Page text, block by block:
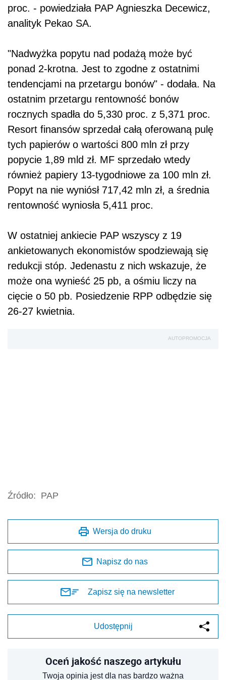
proc. - powiedziała PAP Agnieszka Decewicz,
analityk Pekao SA.
"Nadwyżka popytu nad podażą może być
ponad 2-krotna. Jest to zgodne z ostatnimi
tendencjami na przetargu bonów" - dodała. Na
ostatnim przetargu rentowność bonów
rocznych spadła do 5,330 proc. z 5,371 proc.
Resort finansów sprzedał całą oferowaną pulę
tych papierów o wartości 800 mln zł przy
popycie 1,89 mld zł. MF sprzedało wtedy
również papiery 13-tygodniowe za 100 mln zł.
Popyt na nie wyniósł 717,42 mln zł, a średnia
rentowność wyniosła 5,411 proc.
W ostatniej ankiecie PAP wszyscy z 19
ankietowanych ekonomistów spodziewają się
redukcji stóp. Jedenastu z nich wskazuje, że
może ona wynieść 25 pb, a ośmiu liczy na
cięcie o 50 pb. Posiedzenie RPP odbędzie się
26-27 kwietnia.
AUTOPROMOCJA
Źródło: PAP
Wersja do druku
Napisz do nas
Zapisz się na newsletter
Udostępnij
Oceń jakość naszego artykułu
Twoja opinia jest dla nas bardzo ważna